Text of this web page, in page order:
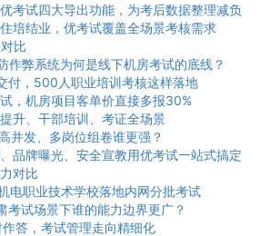
试四大导出功能，为考后数据整理减负
培结业，优考试覆盖全场景考核需求
比
弊系统为何是线下机房考试的底线？
付，500人职业培训考核这样落地
，机房项目客单价直接多报30%
升、干部培训、考证全场景
并发、多岗位组卷谁更强？
品牌曝光、安全宣教用优考试一站式搞定
对比
电职业技术学校落地内网分批考试
试场景下谁的能力边界更广？
答，考试管理走向精细化